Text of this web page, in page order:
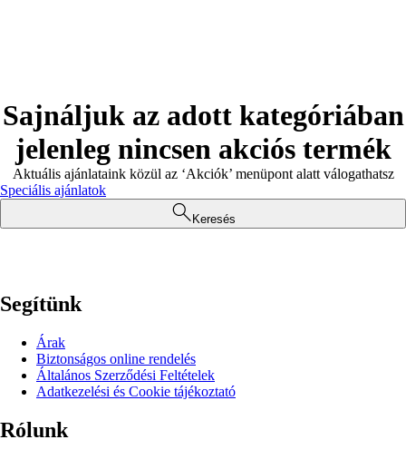
Sajnáljuk az adott kategóriában
jelenleg nincsen akciós termék
Aktuális ajánlataink közül az ‘Akciók’ menüpont alatt válogathatsz
Speciális ajánlatok
Keresés
Segítünk
Árak
Biztonságos online rendelés
Általános Szerződési Feltételek
Adatkezelési és Cookie tájékoztató
Rólunk